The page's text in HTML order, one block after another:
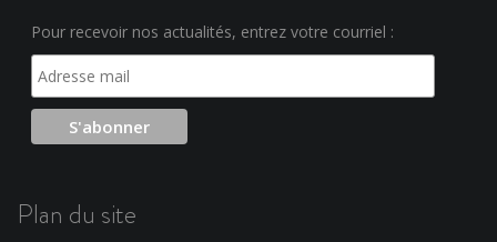
Pour recevoir nos actualités, entrez votre courriel :
Plan du site